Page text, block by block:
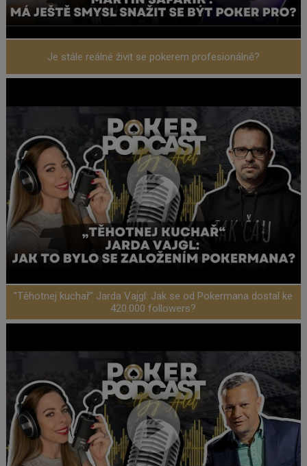
Je stále reálné živit se pokerem profesionálně?
"Těhotnej kuchař" Jarda Vajgl: Jak se od Pokermana dostal ke
420.000 followers?